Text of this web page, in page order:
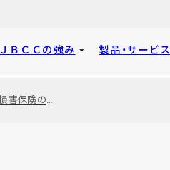
ＪＢＣＣの強み 製品・サービス